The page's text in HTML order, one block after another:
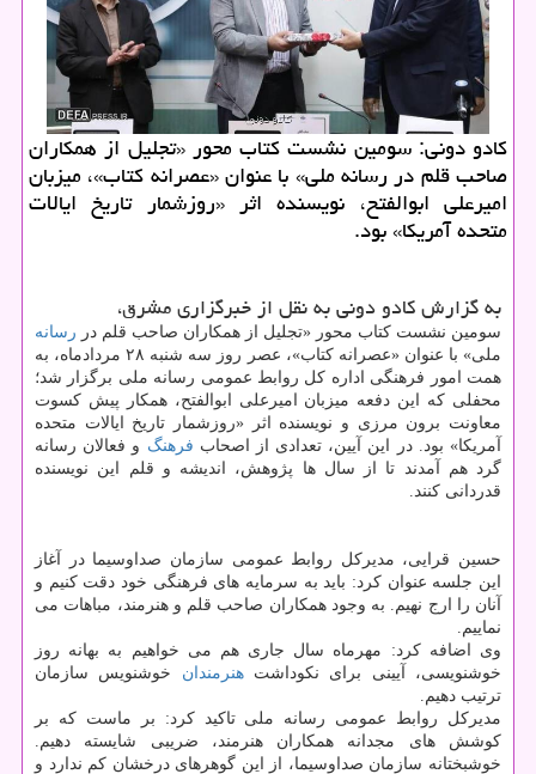
کادو دونی: سومین نشست کتاب محور «تجلیل از همکاران
صاحب قلم در رسانه ملی» با عنوان «عصرانه کتاب»، میزبان
امیرعلی ابوالفتح، نویسنده اثر «روزشمار تاریخ ایالات
متحده آمریکا» بود.
به گزارش کادو دونی به نقل از خبرگزاری مشرق،
سومین نشست کتاب محور «تجلیل از همکاران صاحب قلم در رسانه
ملی» با عنوان «عصرانه کتاب»، عصر روز سه شنبه ۲۸ مردادماه، به
همت امور فرهنگی اداره کل روابط عمومی رسانه ملی برگزار شد؛
محفلی که این دفعه میزبان امیرعلی ابوالفتح، همکار پیش کسوت
معاونت برون مرزی و نویسنده اثر «روزشمار تاریخ ایالات متحده
آمریکا» بود. در این آیین، تعدادی از اصحاب فرهنگ و فعالان رسانه
گرد هم آمدند تا از سال ها پژوهش، اندیشه و قلم این نویسنده
قدردانی کنند.
حسین قرایی، مدیرکل روابط عمومی سازمان صداوسیما در آغاز
این جلسه عنوان کرد: باید به سرمایه های فرهنگی خود دقت کنیم و
آنان را ارج نهیم. به وجود همکاران صاحب قلم و هنرمند، مباهات می
نماییم.
وی اضافه کرد: مهرماه سال جاری هم می خواهیم به بهانه روز
خوشنویسی، آیینی برای نکوداشتهنرمندان خوشنویس سازمان
ترتیب دهیم.
مدیرکل روابط عمومی رسانه ملی تاکید کرد: بر ماست که بر
کوشش های مجدانه همکاران هنرمند، ضریبی شایسته دهیم.
خوشبختانه سازمان صداوسیما، از این گوهرهای درخشان کم ندارد و